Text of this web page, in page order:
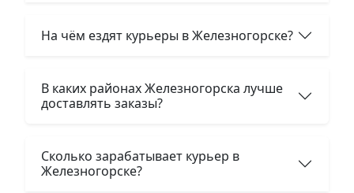
На чём ездят курьеры в Железногорске?
В каких районах Железногорска лучше
доставлять заказы?
Сколько зарабатывает курьер в
Железногорске?